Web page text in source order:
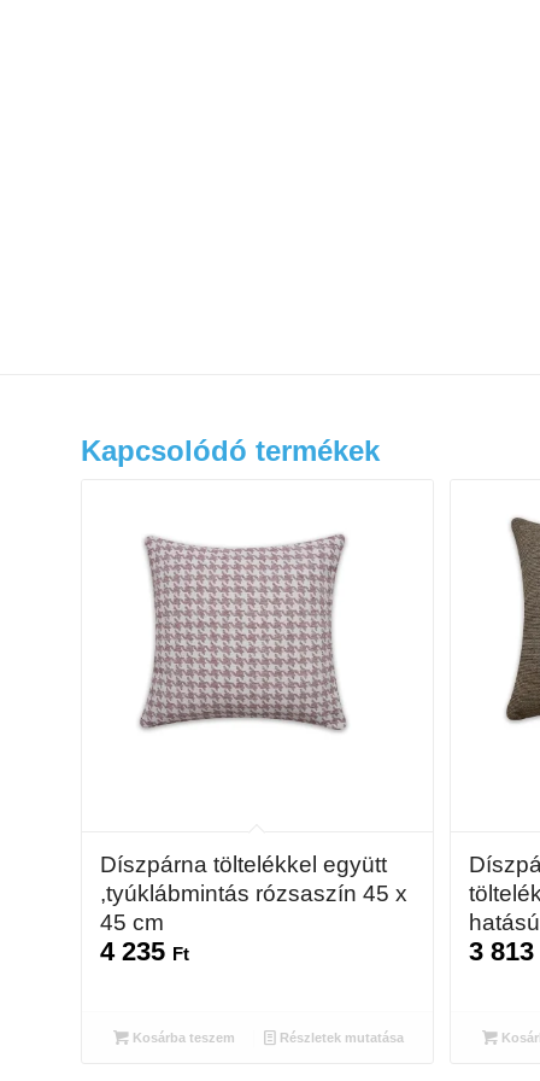
Kapcsolódó termékek
Díszpárna töltelékkel együtt
,tyúklábmintás rózsaszín 45 x
45 cm
4 235 Ft
Kosárba teszem Részletek mutatása
3 813